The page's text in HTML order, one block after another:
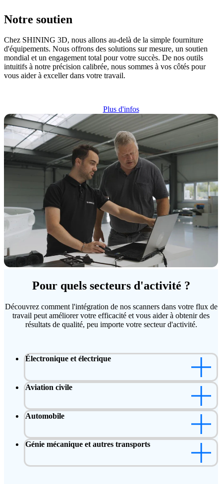
Notre soutien
Chez SHINING 3D, nous allons au-delà de la simple fourniture
d'équipements. Nous offrons des solutions sur mesure, un soutien
mondial et un engagement total pour votre succès. De nos outils
intuitifs à notre précision calibrée, nous sommes à vos côtés pour
vous aider à exceller dans votre travail.
Plus d'infos
Pour quels secteurs d'activité ?
Découvrez comment l'intégration de nos scanners dans votre flux de
travail peut améliorer votre efficacité et vous aider à obtenir des
résultats de qualité, peu importe votre secteur d'activité.
Électronique et électrique
Aviation civile
Automobile
Génie mécanique et autres transports